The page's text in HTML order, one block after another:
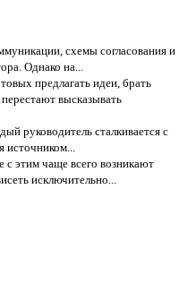
схемы согласования и
Однако на...
предлагать идеи, брать
высказывать
руководитель сталкивается с
источником...
с этим чаще всего возникают
исключительно...